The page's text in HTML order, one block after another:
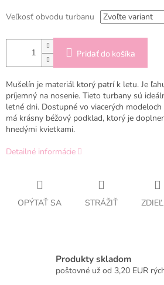
Veľkosť obvodu turbanu
Pridať do košíka
Mušelín je materiál ktorý patrí k letu. Je
príjemný na nosenie. Tieto turbany sú
letné dni. Dostupné vo viacerých
má krásny béžový podklad, ktorý je
hnedými kvietkami.
Detailné informácie
OPÝTAŤ SA STRÁŽIŤ
Produkty skladom
poštovné už od 3,20 EUR